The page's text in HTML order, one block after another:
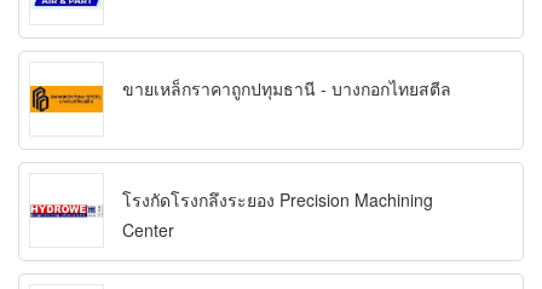
ขายเหล็กราคาถูกปทุมธานี - บางกอกไทยสตีล
โรงกัดโรงกลึงระยอง Precision Machining
Center